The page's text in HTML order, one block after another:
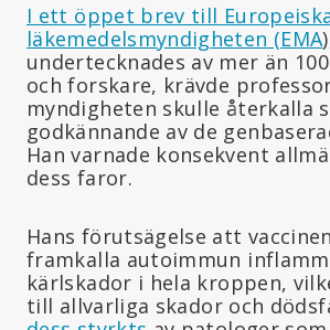
I ett öppet brev till
läkemedelsmyndigheten (EMA
undertecknades av mer än
och forskare, krävde
myndigheten skulle återkalla
godkännande av de
Han varnade konsekvent
dess faror.
Hans förutsägelse att
framkalla autoimmun
kärlskador i hela kroppen,
till allvarliga skador och